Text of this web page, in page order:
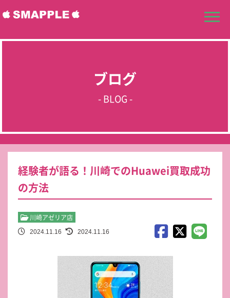
ブログ
- BLOG -
経験者が語る！川崎でのHuawei買取成功
の方法
川崎アゼリア店
2024.11.16 2024.11.16